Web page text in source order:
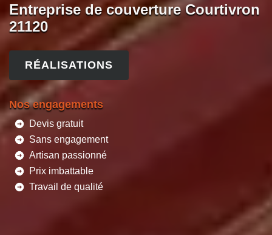
Entreprise de couverture Courtivron
21120
RÉALISATIONS
Nos engagements
Devis gratuit
Sans engagement
Artisan passionné
Prix imbattable
Travail de qualité